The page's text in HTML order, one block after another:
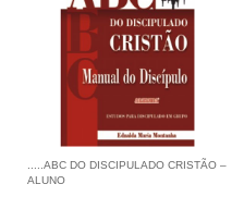
.....ABC DO DISCIPULADO CRISTÃO –
ALUNO